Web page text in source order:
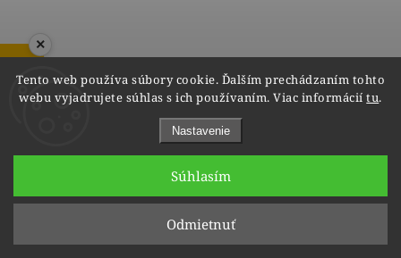
Tento web používa súbory cookie. Ďalším prechádzaním tohto
webu vyjadrujete súhlas s ich používaním. Viac informáciítu.
Nastavenie
Odmietnuť
Súhlasím
Zásnubný prsteň Leona s briliantmi v žltom zlate
ZOBRAZIŤ RECENZIE
×